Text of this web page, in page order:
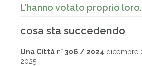
L'hanno votato proprio
cosa sta succedendo
Una Città n° 306 / 2024 dicembre
2025